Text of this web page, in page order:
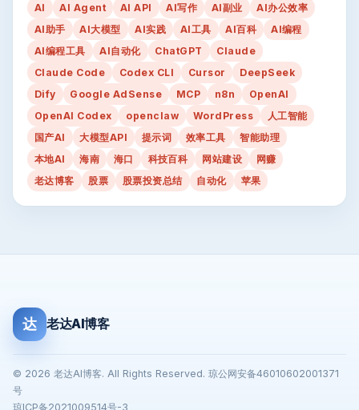
AI AI Agent AI API AI写作 AI副业
AI办公效率
AI助手
AI大模型 AI实践 AI工具 AI百科
AI编程
AI编程工具
AI自动化 ChatGPT
Claude
Claude Code
Codex CLI Cursor
DeepSeek
Dify
Google AdSense MCP n8n
OpenAI
OpenAI Codex
openclaw WordPress
人工智能
国产AI
大模型API 提示词 效率工具
智能助理
本地AI
海南 海口 科技百科 网站建设
网赚
老达博客
股票 股票投资总结 自动化 苹果
达 老达AI博客
© 2026 老达AI博客. All Rights Reserved. 琼公网安备46010602001371
号
琼ICP备2021009514号-3